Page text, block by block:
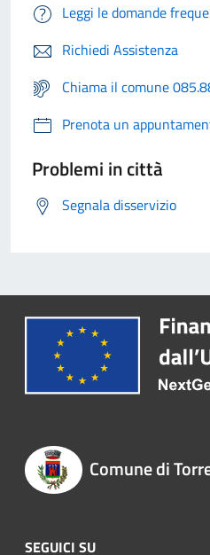
Leggi le domande
Richiedi Assistenza
Chiama il comune
Prenota un
Problemi in città
Segnala disservizio
Comune di
SEGUICI SU